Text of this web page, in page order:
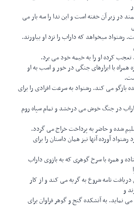
در زیر آن خفته است و این ندا را سه بار می
رشنواد میخواهد که داراب را نزد او بیاورند.
کرده او را به خیمه خود می برد.
با ابزارهای جنگی در خور و اسب به او
بازگو می کند. رشنواد به سرعت افرادی را برای
در جنگ خوش می درخشد و تمام سپاه روم
شده و حاضر به پرداخت خراج می گردد.
آورده آنها نیز همان داستان را برای
و همره با سرخ گوهری که به بازوی داراب
نامه شروع به گریه می کند و از کار
و
نماید. به آتشکده گنج و گوهر فراوان برای